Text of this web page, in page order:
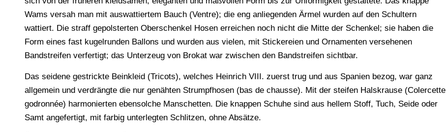
Wams versah man mit auswattiertem Bauch (Ventre); die eng anliegenden Ärmel wurden auf den Schultern
wattiert. Die straff gepolsterten Oberschenkel Hosen erreichen noch nicht die Mitte der Schenkel; sie haben die
Form eines fast kugelrunden Ballons und wurden aus vielen, mit Stickereien und Ornamenten versehenen
Bandstreifen verfertigt; das Unterzeug von Brokat war zwischen den Bandstreifen sichtbar.
Das seidene gestrickte Beinkleid (Tricots), welches Heinrich VIII. zuerst trug und aus Spanien bezog, war ganz
allgemein und verdrängte die nur genähten Strumpfhosen (bas de chausse). Mit der steifen Halskrause (Colercette
godronnée) harmonierten ebensolche Manschetten. Die knappen Schuhe sind aus hellem Stoff, Tuch, Seide oder
Samt angefertigt, mit farbig unterlegten Schlitzen, ohne Absätze.